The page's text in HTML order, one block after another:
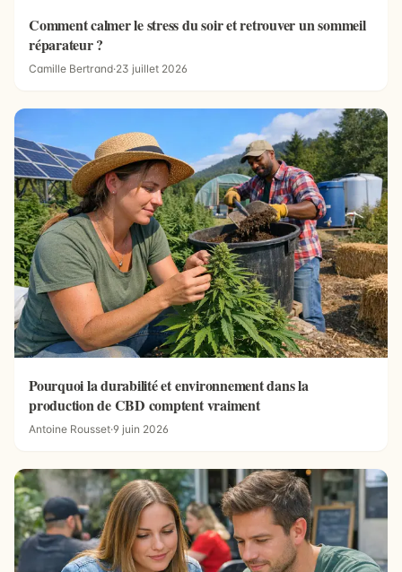
Comment calmer le stress du soir et retrouver un sommeil
réparateur ?
Camille Bertrand·23 juillet 2026
Pourquoi la durabilité et environnement dans la
production de CBD comptent vraiment
Antoine Rousset·9 juin 2026